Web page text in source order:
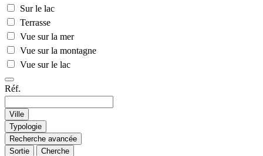
Sur le lac
Terrasse
Vue sur la mer
Vue sur la montagne
Vue sur le lac
Réf.
Ville
Typologie
Recherche avancée
Sortie
Cherche